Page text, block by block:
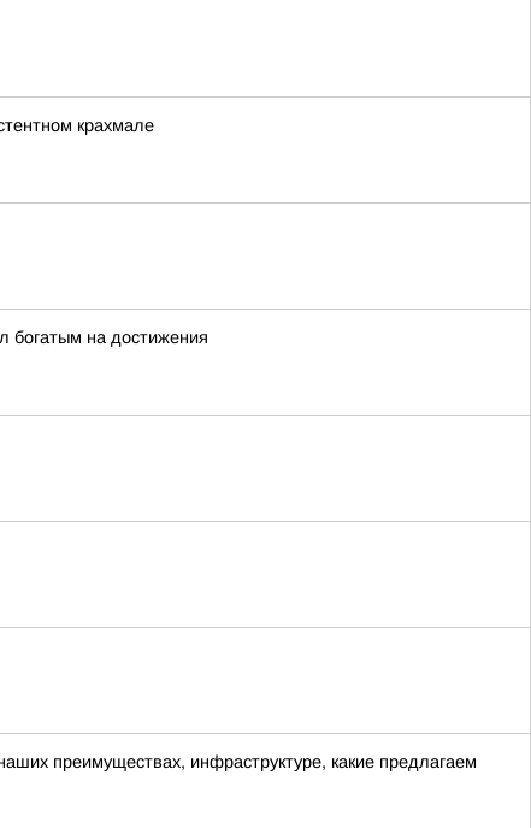
крахмале
богатым на достижения
преимуществах, инфраструктуре, какие предлагаем